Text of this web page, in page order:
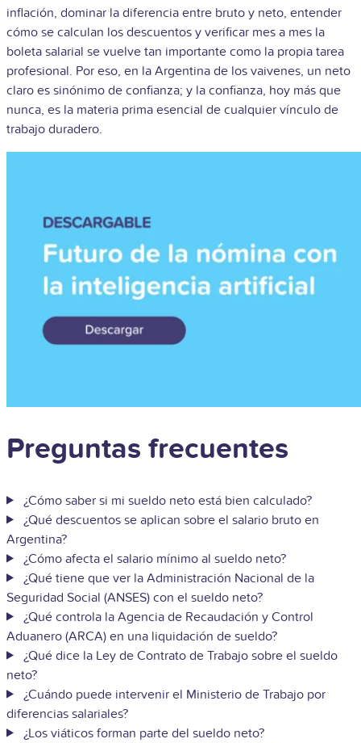
inflación, dominar la diferencia entre bruto y neto, entender
cómo se calculan los descuentos y verificar mes a mes la
boleta salarial se vuelve tan importante como la propia tarea
profesional. Por eso, en la Argentina de los vaivenes, un neto
claro es sinónimo de confianza; y la confianza, hoy más que
nunca, es la materia prima esencial de cualquier vínculo de
trabajo duradero.
Preguntas frecuentes
¿Cómo saber si mi sueldo neto está bien calculado?
¿Qué descuentos se aplican sobre el salario bruto en
Argentina?
¿Cómo afecta el salario mínimo al sueldo neto?
¿Qué tiene que ver la Administración Nacional de la
Seguridad Social (ANSES) con el sueldo neto?
¿Qué controla la Agencia de Recaudación y Control
Aduanero (ARCA) en una liquidación de sueldo?
¿Qué dice la Ley de Contrato de Trabajo sobre el sueldo
neto?
¿Cuándo puede intervenir el Ministerio de Trabajo por
diferencias salariales?
¿Los viáticos forman parte del sueldo neto?